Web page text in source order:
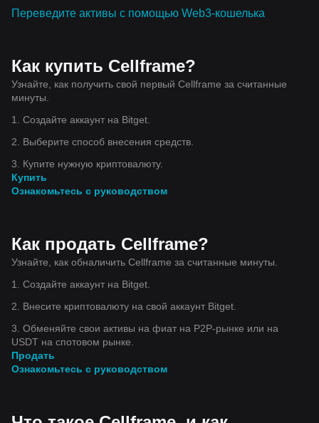
Переведите активы с помощью Web3-кошелька
Как купить Cellframe?
Узнайте, как получить свой первый Cellframe за считанные
минуты.
1. Создайте аккаунт на Bitget.
2. Выберите способ внесения средств.
3. Купите нужную криптовалюту.
Купить
Ознакомьтесь с руководством
Как продать Cellframe?
Узнайте, как обналичить Cellframe за считанные минуты.
1. Создайте аккаунт на Bitget.
2. Внесите криптовалюту на свой аккаунт Bitget.
3. Обменяйте свои активы на фиат на P2P-рынке или на
USDT на спотовом рынке.
Продать
Ознакомьтесь с руководством